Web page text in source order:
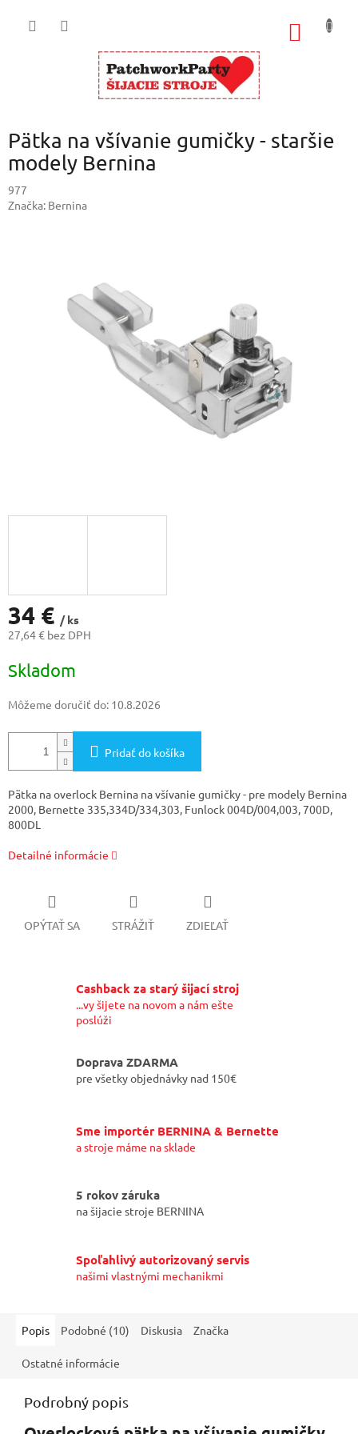
Pätka na všívanie gumičky - staršie
modely Bernina
977
Značka: Bernina
34 € / ks
27,64 € bez DPH
cena:
Skladom
Môžeme doručiť do: 10.8.2026
Pridať do košíka
Pätka na overlock Bernina na všívanie gumičky - pre modely Bernina
2000, Bernette 335,334D/334,303, Funlock 004D/004,003, 700D,
800DL
Detailné informácie
OPÝTAŤ SA STRÁŽIŤ ZDIEĽAŤ
Cashback za starý šijací stroj
...vy šijete na novom a nám ešte
poslúži
Doprava ZDARMA
pre všetky objednávky nad 150€
Sme importér BERNINA & Bernette
a stroje máme na sklade
5 rokov záruka
na šijacie stroje BERNINA
Spoľahlivý autorizovaný servis
našimi vlastnými mechanikmi
Popis Podobné (10) Diskusia Značka
Ostatné informácie
Podrobný popis